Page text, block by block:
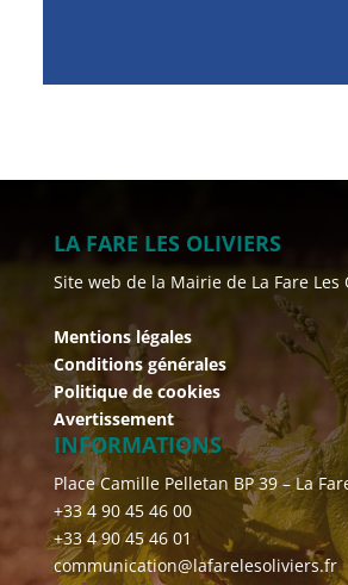
LA FARE LES OLIVIERS
Site web de la Mairie de La Fare Les
Mentions légales
Conditions générales
Politique de cookies
Avertissement
INFORMATIONS
Place Camille Pelletan BP 39 – La
+33 4 90 45 46 00
+33 4 90 45 46 01
communication@lafarelesoliviers.fr